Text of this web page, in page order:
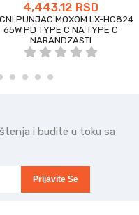
4,443.12 RSD
PUNJAC MOXOM LX-HC824
65W PD TYPE C NA TYPE C
NARANDZASTI
i budite u toku sa
Prijavite Se